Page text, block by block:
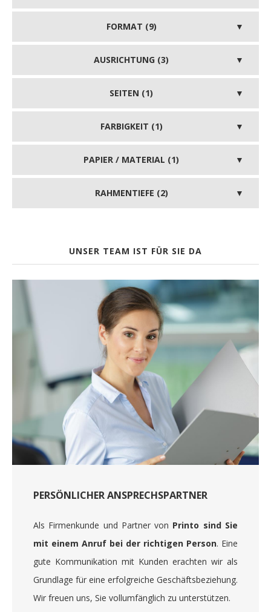
FORMAT (9)
AUSRICHTUNG (3)
SEITEN (1)
FARBIGKEIT (1)
PAPIER / MATERIAL (1)
RAHMENTIEFE (2)
UNSER TEAM IST FÜR SIE DA
PERSÖNLICHER ANSPRECHSPARTNER
Als Firmenkunde und Partner von Printo sind Sie
mit einem Anruf bei der richtigen Person. Eine
gute Kommunikation mit Kunden erachten wir als
Grundlage für eine erfolgreiche Geschäftsbeziehung.
Wir freuen uns, Sie vollumfänglich zu unterstützen.